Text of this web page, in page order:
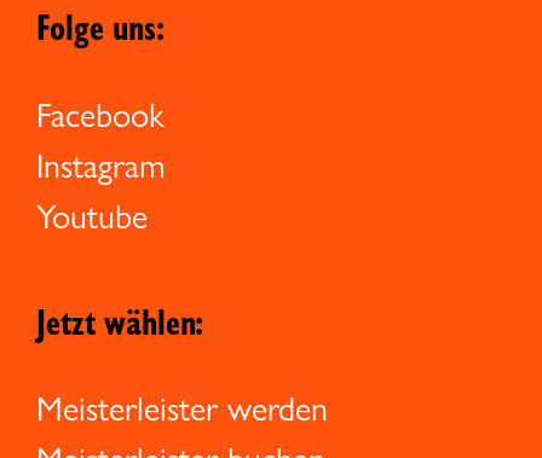
Folge uns:
Facebook
Instagram
Youtube
Jetzt wählen:
Meisterleister werden